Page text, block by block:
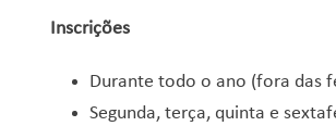
Inscrições
Durante todo o ano (fora das
Segunda, terça, quinta e